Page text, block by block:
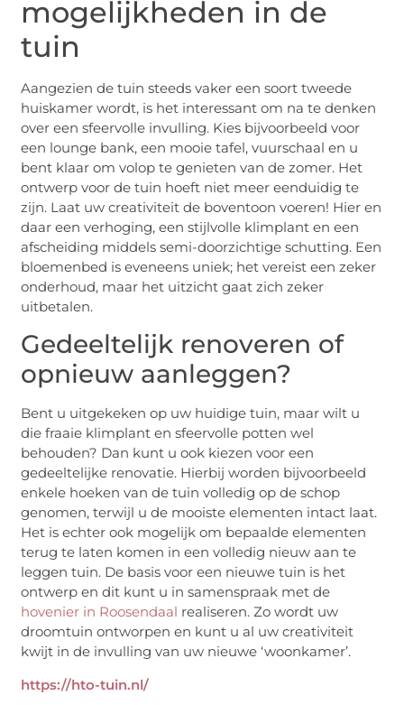
mogelijkheden in de
tuin
Aangezien de tuin steeds vaker een soort tweede
huiskamer wordt, is het interessant om na te denken
over een sfeervolle invulling. Kies bijvoorbeeld voor
een lounge bank, een mooie tafel, vuurschaal en u
bent klaar om volop te genieten van de zomer. Het
ontwerp voor de tuin hoeft niet meer eenduidig te
zijn. Laat uw creativiteit de boventoon voeren! Hier en
daar een verhoging, een stijlvolle klimplant en een
afscheiding middels semi-doorzichtige schutting. Een
bloemenbed is eveneens uniek; het vereist een zeker
onderhoud, maar het uitzicht gaat zich zeker
uitbetalen.
Gedeeltelijk renoveren of
opnieuw aanleggen?
Bent u uitgekeken op uw huidige tuin, maar wilt u
die fraaie klimplant en sfeervolle potten wel
behouden? Dan kunt u ook kiezen voor een
gedeeltelijke renovatie. Hierbij worden bijvoorbeeld
enkele hoeken van de tuin volledig op de schop
genomen, terwijl u de mooiste elementen intact laat.
Het is echter ook mogelijk om bepaalde elementen
terug te laten komen in een volledig nieuw aan te
leggen tuin. De basis voor een nieuwe tuin is het
ontwerp en dit kunt u in samenspraak met de
hovenier in Roosendaal realiseren. Zo wordt uw
droomtuin ontworpen en kunt u al uw creativiteit
kwijt in de invulling van uw nieuwe ‘woonkamer’.
https://hto-tuin.nl/